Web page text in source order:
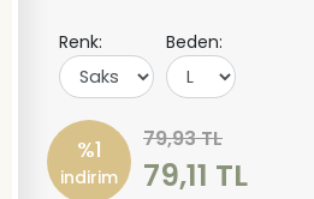
Renk: Beden:
%1
indirim
79,93 TL
79,11 TL